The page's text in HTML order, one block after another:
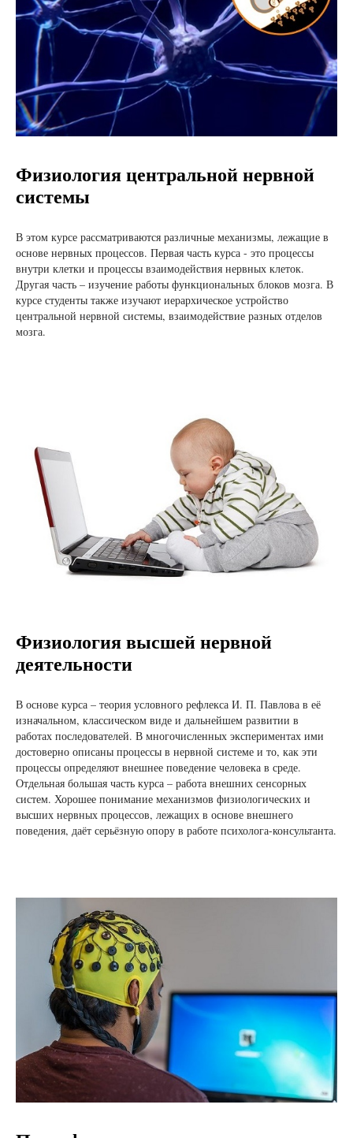
Физиология центральной нервной
системы
В этом курсе рассматриваются различные механизмы, лежащие в
основе нервных процессов. Первая часть курса - это процессы
внутри клетки и процессы взаимодействия нервных клеток.
Другая часть – изучение работы функциональных блоков мозга. В
курсе студенты также изучают иерархическое устройство
центральной нервной системы, взаимодействие разных отделов
мозга.
Физиология высшей нервной
деятельности
В основе курса – теория условного рефлекса И. П. Павлова в её
изначальном, классическом виде и дальнейшем развитии в
работах последователей. В многочисленных экспериментах ими
достоверно описаны процессы в нервной системе и то, как эти
процессы определяют внешнее поведение человека в среде.
Отдельная большая часть курса – работа внешних сенсорных
систем. Хорошее понимание механизмов физиологических и
высших нервных процессов, лежащих в основе внешнего
поведения, даёт серьёзную опору в работе психолога-консультанта.